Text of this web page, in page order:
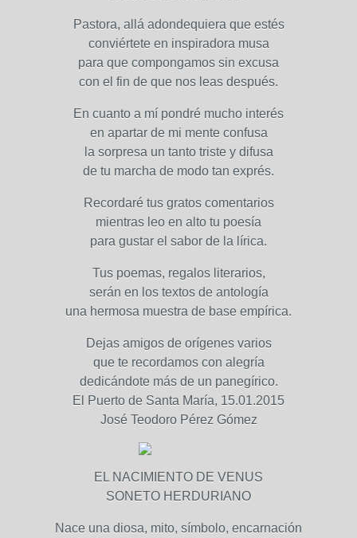
Pastora, allá adondequiera que estés
conviértete en inspiradora musa
para que compongamos sin excusa
con el fin de que nos leas después.
En cuanto a mí pondré mucho interés
en apartar de mi mente confusa
la sorpresa un tanto triste y difusa
de tu marcha de modo tan exprés.
Recordaré tus gratos comentarios
mientras leo en alto tu poesía
para gustar el sabor de la lírica.
Tus poemas, regalos literarios,
serán en los textos de antología
una hermosa muestra de base empírica.
Dejas amigos de orígenes varios
que te recordamos con alegría
dedicándote más de un panegírico.
El Puerto de Santa María, 15.01.2015
José Teodoro Pérez Gómez
EL NACIMIENTO DE VENUS
SONETO HERDURIANO
Nace una diosa, mito, símbolo, encarnación